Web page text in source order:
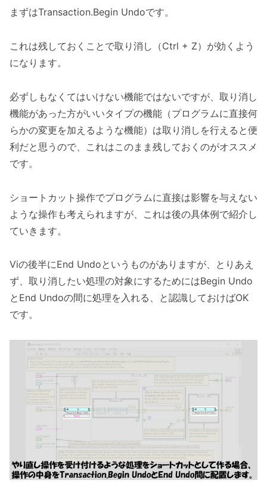
まずはTransaction.Begin Undoです。
これは残しておくことで取り消し（Ctrl + Z）が効くよう
になります。
必ずしもなくてはいけない機能ではないですが、取り消し
機能があった方がいいタイプの機能（プログラムに直接何
らかの変更を加えるような機能）は取り消しを行えると便
利だと思うので、これはこのまま残しておくのがオススメ
です。
ショートカット操作でプログラムに直接は影響を与えない
ような操作も考えられますが、これは後の具体例で紹介し
ていきます。
Viの後半にEnd Undoというものがありますが、とりあえ
ず、取り消したい処理の対象にするためにはBegin Undo
とEnd Undoの間に処理を入れる、と認識しておけばOK
です。